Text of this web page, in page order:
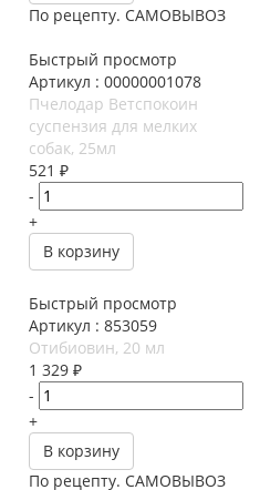
По рецепту. САМОВЫВОЗ
Быстрый просмотр
Артикул : 00000001078
Пчелодар Ветспокоин
суспензия для мелких
собак, 25мл
521 ₽
-
+
В корзину
Быстрый просмотр
Артикул : 853059
Отибиовин, 20 мл
1 329 ₽
-
+
В корзину
По рецепту. САМОВЫВОЗ